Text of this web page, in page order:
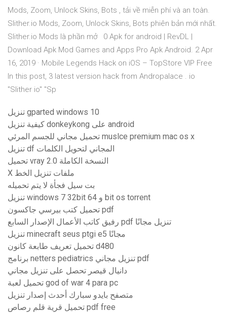
Mods, Zoom, Unlock Skins, Bots , tải về miễn phí và an toàn.
Slither.io Mods, Zoom, Unlock Skins, Bots phiên bản mới nhất.
Slither.io Mods là phần mở 0 Apk for android | RevDL |
Download Apk Mod Games and Apps Pro Apk Android. 2 Apr
16, 2019 · Mobile Legends Hack on iOS – TopStore VIP Free
In this post, 3 latest version hack from Andropalace . io
"Slither io" "Sp
تنزيل gparted windows 10
كيفية تنزيل donkeykong على android
تحميل مجاني للجسم المرئي muslce premium mac os x
تنزيل df المجاني لتحويل الكلمات
تحميل vray 2.0 النسخة الكاملة
X ملفات تنزيل الخط
بت سيل فجأة لا يتم تحميله
تنزيل windows 7 32bit و 64 bit os torrent
تحميل كتب بيرسي جاكسون pdf
رفيق كاتب الأعمال الإصدار السابع pdf تنزيل مجانًا
تنزيل minecraft seus ptgi e5 مجانًا
تحميل تعريف طابعة كانون d480
برنامج netters pediatrics تنزيل مجاني pdf
دانيال قيصر تحصل على تنزيل مجاني
تحميل لعبة god of war 4 para pc
متصفح بايدو سبارك أحدث إصدار تنزيل
تحميل قرية قلم رصاص pdf free